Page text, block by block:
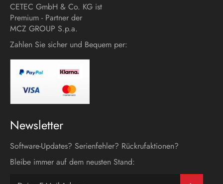
CETEC GmbH & Co. KG ist
Premium - Partner der
MCZ GROUP S.p.a.
Zahlen Sie sicher und Bequem per:
Newsletter
Software-Updates? Serienfehler? Rückrufaktionen?
Bleibe immer auf dem neusten Stand: